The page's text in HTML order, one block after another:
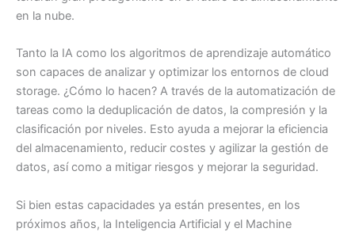
en la nube.
Tanto la IA como los algoritmos de aprendizaje automático
son capaces de analizar y optimizar los entornos de cloud
storage. ¿Cómo lo hacen? A través de la automatización de
tareas como la deduplicación de datos, la compresión y la
clasificación por niveles. Esto ayuda a mejorar la eficiencia
del almacenamiento, reducir costes y agilizar la gestión de
datos, así como a mitigar riesgos y mejorar la seguridad.
Si bien estas capacidades ya están presentes, en los
próximos años, la Inteligencia Artificial y el Machine